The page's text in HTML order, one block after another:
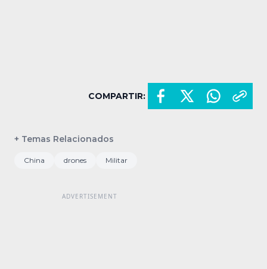
COMPARTIR:
+ Temas Relacionados
China drones Militar